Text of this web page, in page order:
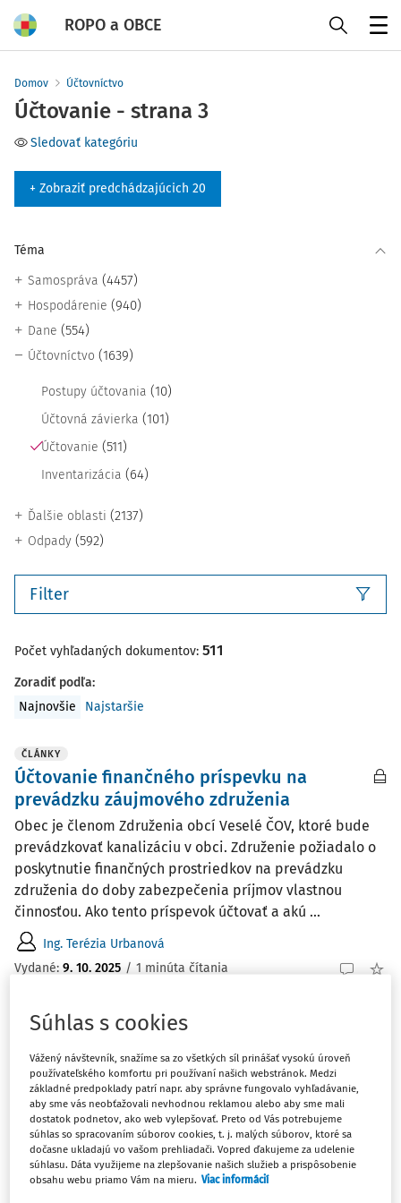
ROPO a OBCE
Domov Účtovníctvo
Účtovanie - strana 3
Sledovať kategóriu
+ Zobraziť predchádzajúcich 20
Téma
Samospráva (4457)
Hospodárenie (940)
Dane (554)
Účtovníctvo (1639)
Postupy účtovania (10)
Účtovná závierka (101)
Účtovanie (511)
Inventarizácia (64)
Ďalšie oblasti (2137)
Odpady (592)
Filter
Počet vyhľadaných dokumentov: 511
Zoradiť podľa:
Najnovšie
Najstaršie
ČLÁNKY
Účtovanie finančného príspevku na
prevádzku záujmového združenia
Obec je členom Združenia obcí Veselé ČOV, ktoré bude
prevádzkovať kanalizáciu v obci. Združenie požiadalo o
poskytnutie finančných prostriedkov na prevádzku
združenia do doby zabezpečenia príjmov vlastnou
činnosťou. Ako tento príspevok účtovať a akú ...
Ing. Terézia Urbanová
Vydané: 9. 10. 2025 / 1 minúta čítania
ČLÁNKY
Účtovanie náhrady právneho zastúpenia
Ako zaúčtovať úhradu náhrady právneho zastúpenia,
ktoré uhradila obec advokátskej kancelárii na základe
uznesenia súdu? Akú položku použiť?
Ing. Terézia Urbanová
Vydané:9. 10. 2025 / 1 minúta čítania
Súhlas s cookies
Vážený návštevník, snažíme sa zo všetkých síl prinášať vysokú úroveň
používateľského komfortu pri používaní našich webstránok. Medzi
základné predpoklady patrí napr. aby správne fungovalo vyhľadávanie,
aby sme vás neobťažovali nevhodnou reklamou alebo aby sme mali
dostatok podnetov, ako web vylepšovať. Preto od Vás potrebujeme
súhlas so spracovaním súborov cookies, t. j. malých súborov, ktoré sa
dočasne ukladajú vo vašom prehliadači. Vopred ďakujeme za udelenie
súhlasu. Dáta využijeme na zlepšovanie našich služieb a prispôsobenie
obsahu webu priamo Vám na mieru. Viac informácií